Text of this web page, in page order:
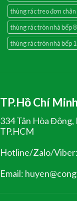
thùng rác treo đơn
thùng rác tròn nhà bếp
thùng rác tròn nhà bếp
TP.Hồ Chí Minh
334 Tân Hòa Đông,
TP.HCM
Hotline/Zalo/
Email: